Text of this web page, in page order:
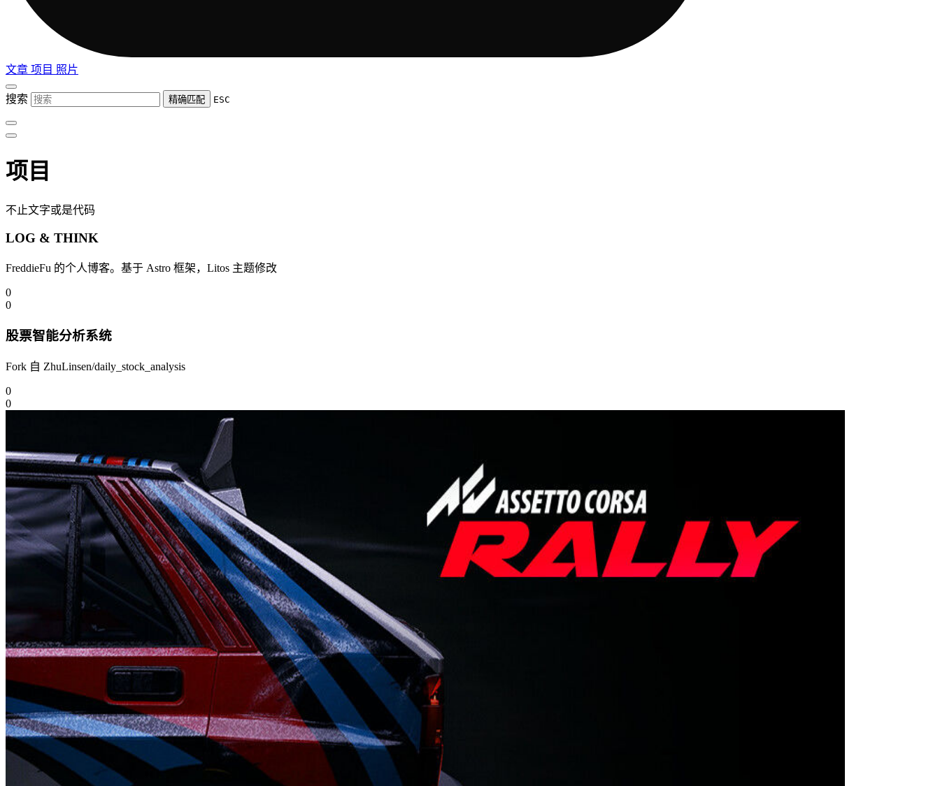
文章 项目 照片
搜索 精确匹配 ESC
项目
不止文字或是代码
LOG & THINK
FreddieFu 的个人博客。基于 Astro 框架，Litos 主题修改
0
0
股票智能分析系统
Fork 自 ZhuLinsen/daily_stock_analysis
0
0